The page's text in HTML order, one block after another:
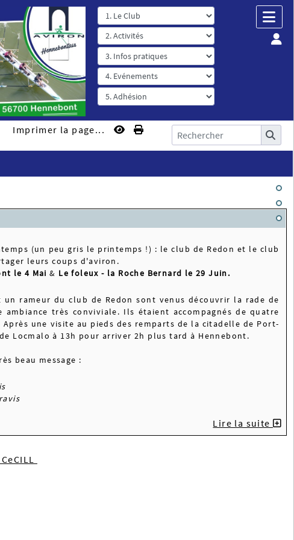
Imprimer la page...
(un peu gris le printemps !) : le club de Redon et le club
leurs coups d'aviron.
le 4 Mai & Le foleux - la Roche Bernard le 29 Juin.
un rameur du club de Redon sont venus découvrir la rade de
très conviviale. Ils étaient accompagnés de quatre
Après une visite au pieds des remparts de la citadelle de Port-
Locmalo à 13h pour arriver 2h plus tard à Hennebont.
beau message :
Lire la suite